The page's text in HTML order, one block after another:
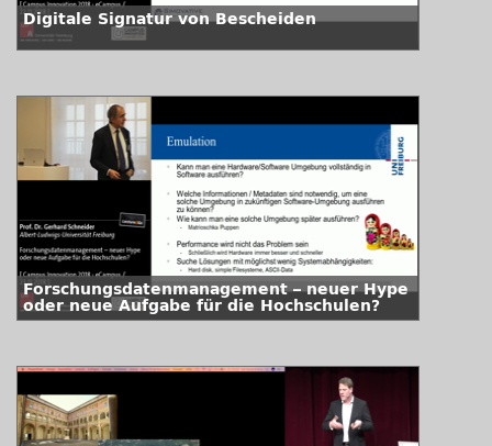
Digitale Signatur von Bescheiden
Forschungsdatenmanagement – neuer Hype
oder neue Aufgabe für die Hochschulen?